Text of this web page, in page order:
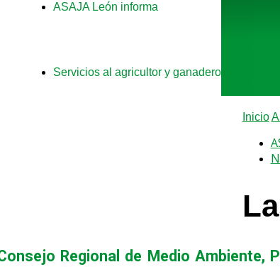
ASAJA León informa
Servicios al agricultor y ganadero
Inicio
Regional de Medio